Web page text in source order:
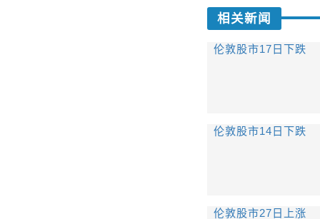
相关新闻
伦敦股市17日下跌
伦敦股市14日下跌
伦敦股市27日上涨